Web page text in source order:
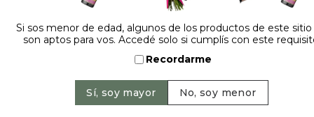
NOMBRE
Si sos menor de edad, algunos de los productos de este
son aptos para vos. Accedé solo si cumplís con este
Recordarme